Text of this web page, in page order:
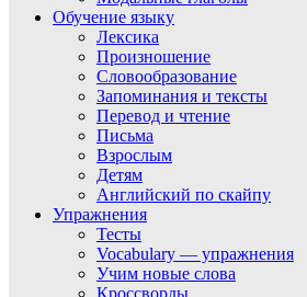
Обучение языку
Лексика
Произношение
Словообразование
Запоминания и тексты
Перевод и чтение
Письма
Взрослым
Детям
Английский по скайпу
Упражнения
Тесты
Vocabulary — упражнения
Учим новые слова
Кроссворды